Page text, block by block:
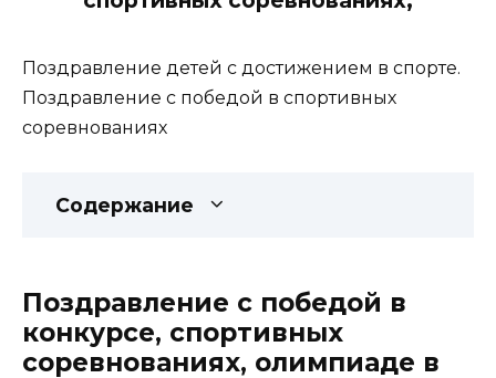
Поздравление детей с достижением в спорте.
Поздравление с победой в спортивных
соревнованиях
Содержание
Поздравление с победой в
конкурсе, спортивных
соревнованиях, олимпиаде в